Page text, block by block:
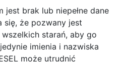
jest brak lub niepełne dane
się, że pozwany jest
starań, aby go
imienia i nazwiska
może utrudnić